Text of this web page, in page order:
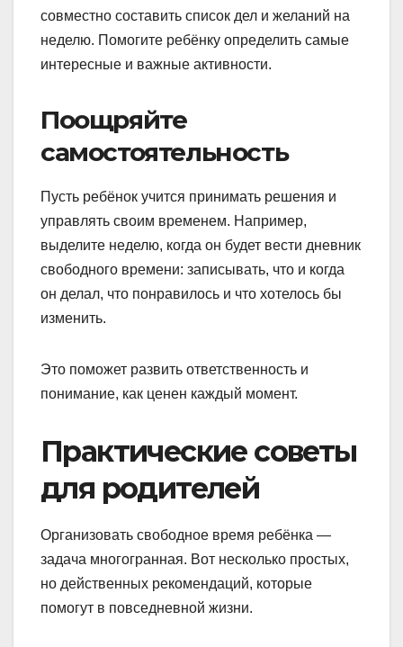
совместно составить список дел и желаний на
неделю. Помогите ребёнку определить самые
интересные и важные активности.
Поощряйте
самостоятельность
Пусть ребёнок учится принимать решения и
управлять своим временем. Например,
выделите неделю, когда он будет вести дневник
свободного времени: записывать, что и когда
он делал, что понравилось и что хотелось бы
изменить.
Это поможет развить ответственность и
понимание, как ценен каждый момент.
Практические советы
для родителей
Организовать свободное время ребёнка —
задача многогранная. Вот несколько простых,
но действенных рекомендаций, которые
помогут в повседневной жизни.